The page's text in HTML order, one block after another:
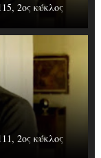
2ος κύκλος
2ος κύκλος